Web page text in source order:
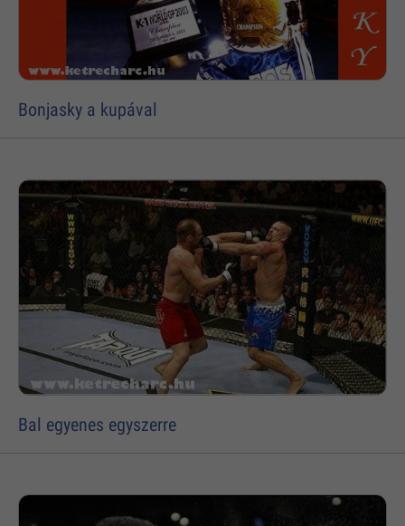
Bonjasky a kupával
Bal egyenes egyszerre